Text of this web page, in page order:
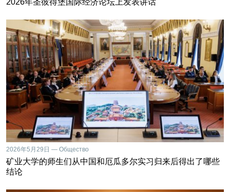
2026年圣彼得堡国际经济论坛上发表讲话
2026年5月29日 — Общество
矿业大学的师生们从中国和厄瓜多尔实习归来后得出了哪些
结论